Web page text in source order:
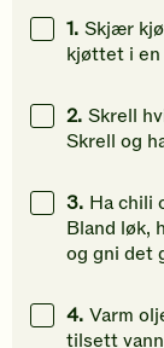
å
gi
1. Skjær
kjøttet i en
2. Skrell
Skrell og
3. Ha chili
Bland løk,
og gni det
4. Varm
tilsett